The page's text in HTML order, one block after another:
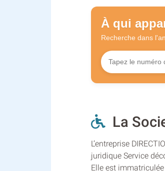
À qui
Recherche dans
La
L’entreprise
juridique Service
Elle est